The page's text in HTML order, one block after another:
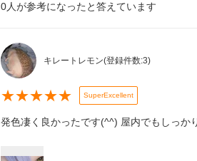
0人が参考になったと答えています
キレートレモン(登録件数:3)
★★★★★ SuperExcellent
発色凄く良かったです(^^) 屋内でもしっか